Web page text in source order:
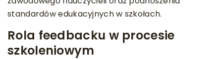
standardów edukacyjnych w szkołach.
Rola feedbacku w procesie
szkoleniowym